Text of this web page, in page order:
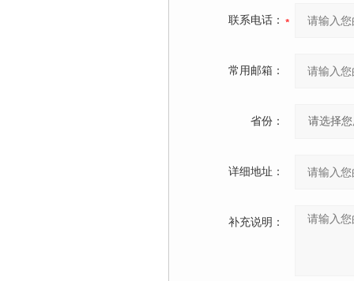
联系电话：
常用邮箱：
省份：
详细地址：
补充说明：